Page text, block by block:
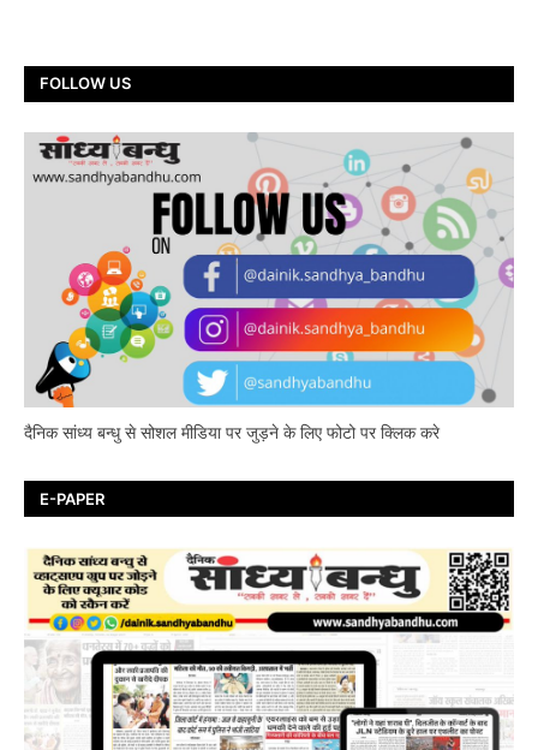
FOLLOW US
दैनिक सांध्य बन्धु से सोशल मीडिया पर जुड़ने के लिए फोटो पर क्लिक करे
E-PAPER